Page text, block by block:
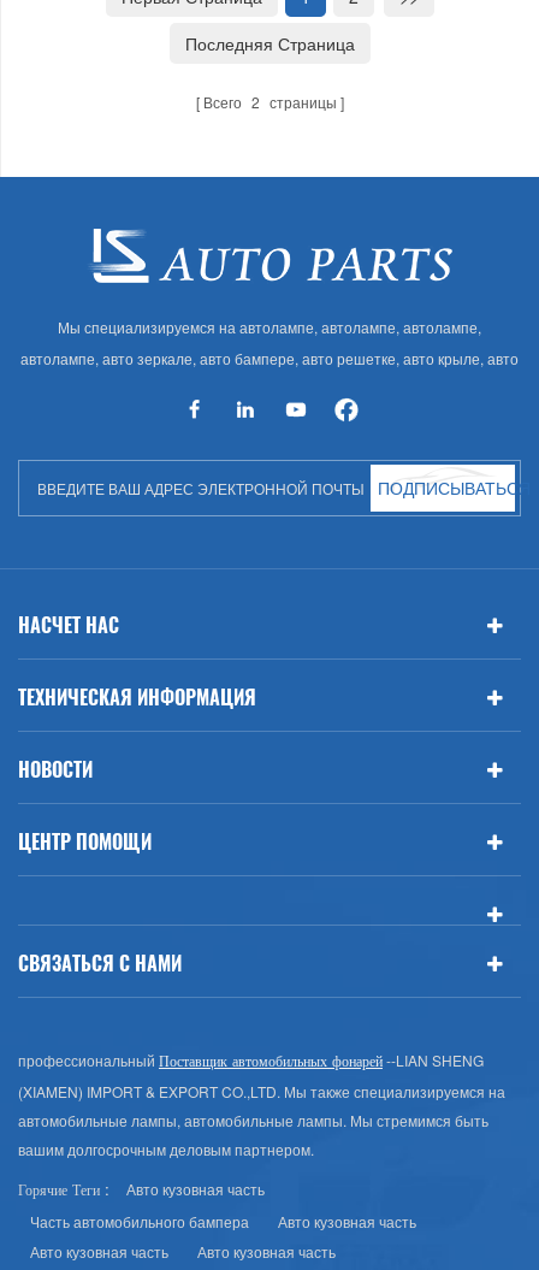
Последняя Страница
Всего 2 страницы
Мы специализируемся на автолампе, автолампе, автолампе,
автолампе, авто зеркале, авто бампере, авто решетке, авто крыле, авто
автозапчастей для Audi, VW, Benz, BMW
ПОДПИСЫВАТЬСЯ
НАСЧЕТ НАС
ТЕХНИЧЕСКАЯ ИНФОРМАЦИЯ
НОВОСТИ
ЦЕНТР ПОМОЩИ
СВЯЗАТЬСЯ С НАМИ
профессиональный Поставщик автомобильных фонарей--LIAN SHENG
(XIAMEN) IMPORT & EXPORT CO.,LTD. Мы также специализируемся на
автомобильные лампы, автомобильные лампы. Мы стремимся быть
вашим долгосрочным деловым партнером.
Горячие Теги :
Авто кузовная часть
Часть автомобильного бампера
Авто кузовная часть
Авто кузовная часть
Авто кузовная часть